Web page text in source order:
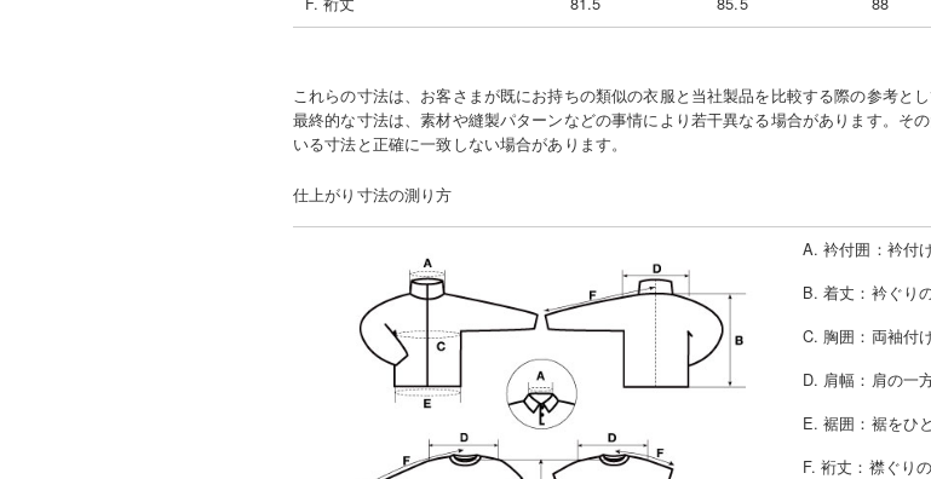
これらの寸法は、お客さまが既にお持ちの類似の衣服と当社製品を比較する際の参考とし
最終的な寸法は、素材や縫製パターンなどの事情により若干異なる場合があります。そ
いる寸法と正確に一致しない場合があります。
仕上がり寸法の測り方
A. 衿付囲 ： 衿付
B. 着丈 ： 衿ぐり
C. 胸囲 ： 両袖付
D. 肩幅 ： 肩の一
E. 裾囲 ： 裾をひ
F. 裄丈 ： 襟ぐり